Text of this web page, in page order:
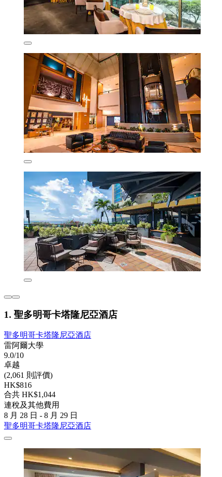
1. 聖多明哥卡塔隆尼亞酒店
聖多明哥卡塔隆尼亞酒店
雷阿爾大學
9.0/10
卓越
(2,061 則評價)
HK$816
合共 HK$1,044
連稅及其他費用
8 月 28 日 - 8 月 29 日
聖多明哥卡塔隆尼亞酒店